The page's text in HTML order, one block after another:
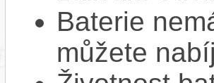
Baterie
můžete